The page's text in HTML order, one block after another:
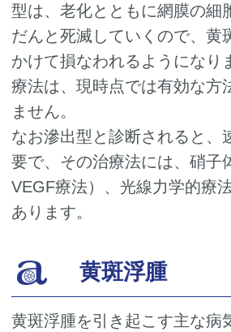
型は、老化とともに網膜の細
だんと死滅していくので、黄
かけて損なわれるようになり
療法は、現時点では有効な方
ません。
なお滲出型と診断されると、
要で、その治療法には、硝子
VEGF療法）、光線力学的療
あります。
黄斑浮腫
黄斑浮腫を引き起こす主な病